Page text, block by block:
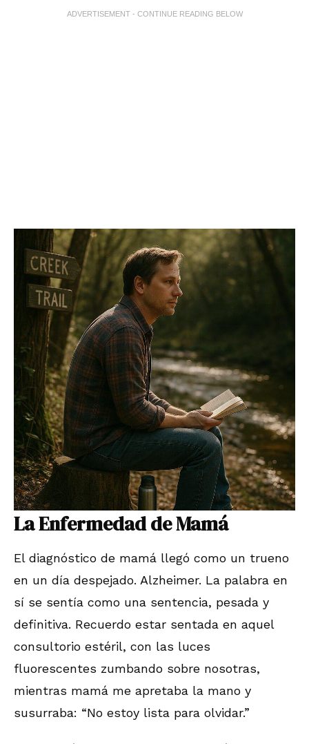
ADVERTISEMENT - CONTINUE READING BELOW
La Enfermedad de Mamá
El diagnóstico de mamá llegó como un trueno
en un día despejado. Alzheimer. La palabra en
sí se sentía como una sentencia, pesada y
definitiva. Recuerdo estar sentada en aquel
consultorio estéril, con las luces
fluorescentes zumbando sobre nosotras,
mientras mamá me apretaba la mano y
susurraba: “No estoy lista para olvidar.”